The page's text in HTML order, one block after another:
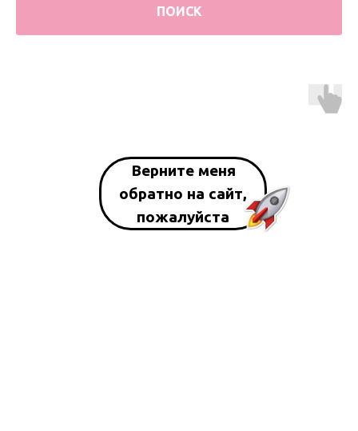
ПОИСК
Верните меня
обратно на сайт,
пожалуйста